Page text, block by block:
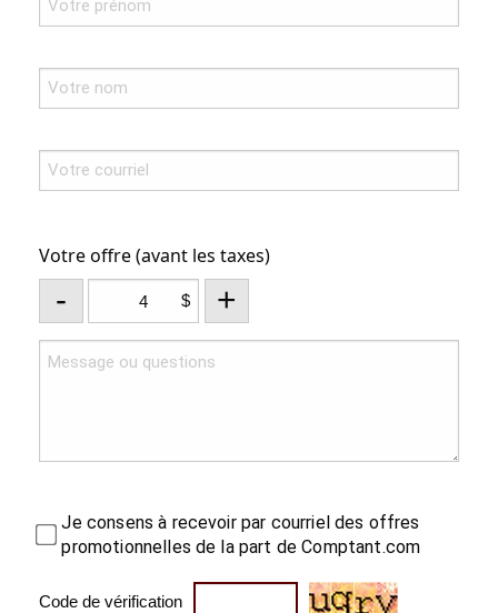
Votre offre (avant les taxes)
- $ +
Je consens à recevoir par courriel des offres
promotionnelles de la part de Comptant.com
Code de vérification